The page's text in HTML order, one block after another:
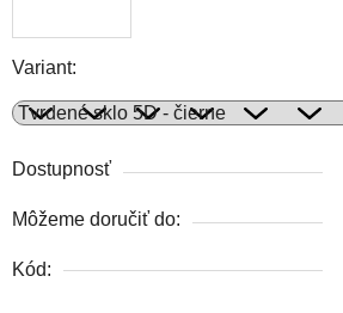
Variant:
Dostupnosť
Môžeme doručiť do:
Kód: